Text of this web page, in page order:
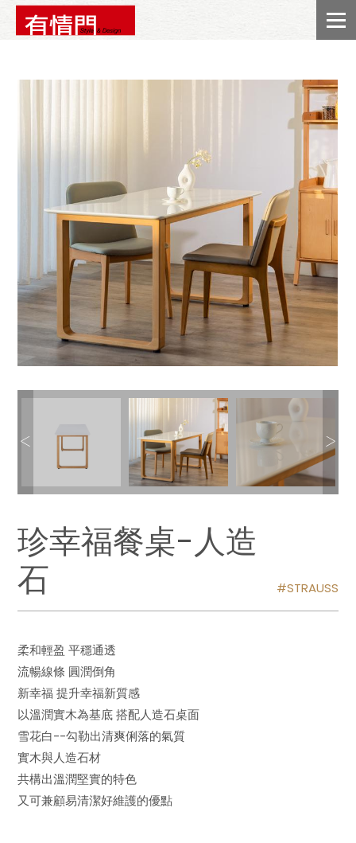
珍幸福餐桌-人造
石
STRAUSS
柔和輕盈 平穩通透
流暢線條 圓潤倒角
新幸福 提升幸福新質感
以溫潤實木為基底 搭配人造石桌面
雪花白--勾勒出清爽俐落的氣質
實木與人造石材
共構出溫潤堅實的特色
又可兼顧易清潔好維護的優點